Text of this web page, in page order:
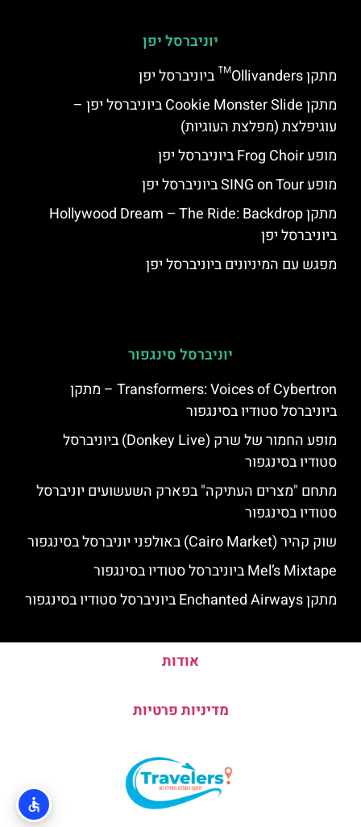
יוניברסל יפן
מתקן Ollivanders™ ביוניברסל יפן
מתקן Cookie Monster Slide ביוניברסל יפן –
עוגיפלצת (מפלצת העוגיות)
מופע Frog Choir ביוניברסל יפן
מופע SING on Tour ביוניברסל יפן
מתקן Hollywood Dream – The Ride: Backdrop
ביוניברסל יפן
מפגש עם המיניונים ביוניברסל יפן
יוניברסל סינגפור
Transformers: Voices of Cybertron – מתקן
ביוניברסל סטודיו בסינגפור
מופע החמור של שרק (Donkey Live) ביוניברסל
סטודיו בסינגפור
מתחם "מצרים העתיקה" בפארק השעשועים יוניברסל
סטודיו בסינגפור
שוק קהיר (Cairo Market) באולפני יוניברסל בסינגפור
Mel’s Mixtape ביוניברסל סטודיו בסינגפור
מתקן Enchanted Airways ביוניברסל סטודיו בסינגפור
אודות
מדיניות פרטיות